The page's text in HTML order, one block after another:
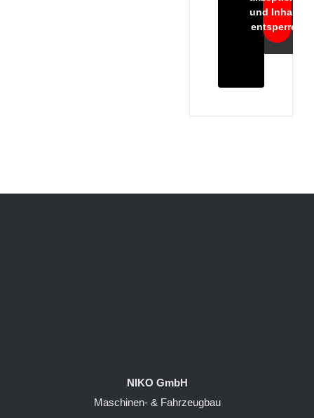
und Inhalte
entsperren
NIKO GmbH
Maschinen- & Fahrzeugbau